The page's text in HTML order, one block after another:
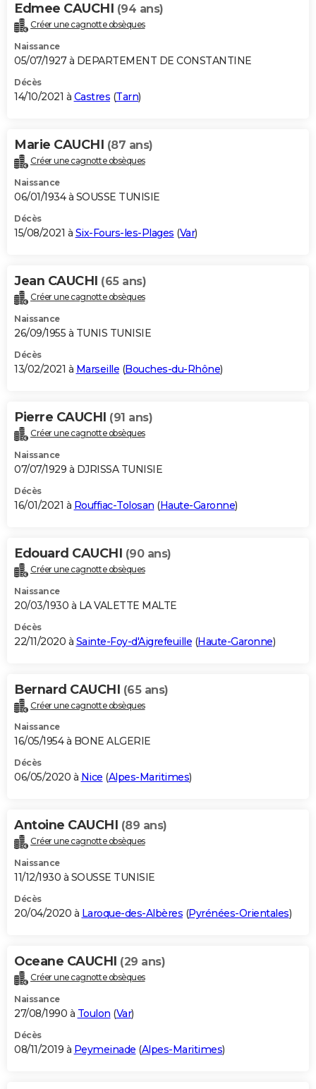
Edmee CAUCHI (94 ans)
Créer une cagnotte obsèques
Naissance
05/07/1927 à DEPARTEMENT DE CONSTANTINE
Décès
14/10/2021 à Castres (Tarn)
Marie CAUCHI (87 ans)
Créer une cagnotte obsèques
Naissance
06/01/1934 à SOUSSE TUNISIE
Décès
15/08/2021 à Six-Fours-les-Plages (Var)
Jean CAUCHI (65 ans)
Créer une cagnotte obsèques
Naissance
26/09/1955 à TUNIS TUNISIE
Décès
13/02/2021 à Marseille (Bouches-du-Rhône)
Pierre CAUCHI (91 ans)
Créer une cagnotte obsèques
Naissance
07/07/1929 à DJRISSA TUNISIE
Décès
16/01/2021 à Rouffiac-Tolosan (Haute-Garonne)
Edouard CAUCHI (90 ans)
Créer une cagnotte obsèques
Naissance
20/03/1930 à LA VALETTE MALTE
Décès
22/11/2020 à Sainte-Foy-d'Aigrefeuille (Haute-Garonne)
Bernard CAUCHI (65 ans)
Créer une cagnotte obsèques
Naissance
16/05/1954 à BONE ALGERIE
Décès
06/05/2020 à Nice (Alpes-Maritimes)
Antoine CAUCHI (89 ans)
Créer une cagnotte obsèques
Naissance
11/12/1930 à SOUSSE TUNISIE
Décès
20/04/2020 à Laroque-des-Albères (Pyrénées-Orientales)
Oceane CAUCHI (29 ans)
Créer une cagnotte obsèques
Naissance
27/08/1990 à Toulon (Var)
Décès
08/11/2019 à Peymeinade (Alpes-Maritimes)